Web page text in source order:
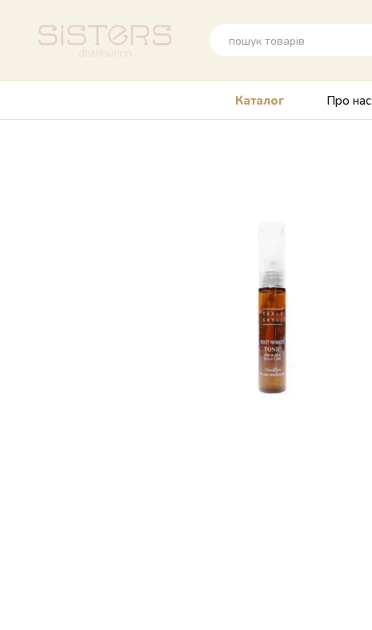
Каталог Про нас